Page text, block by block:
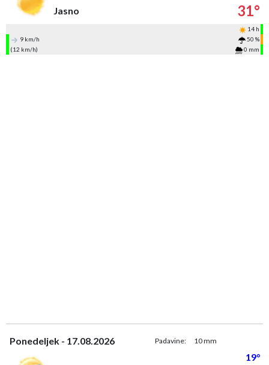
Jasno
31°
14 h
9 km/h
50 %
(12 km/h)
0 mm
Ponedeljek - 17.08.2026 Padavine: 10 mm
19°